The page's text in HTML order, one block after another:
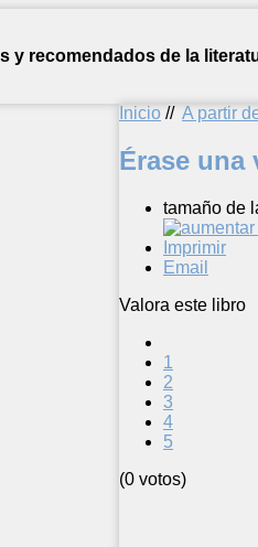
y recomendados de la
Inicio // A partir
Érase una
tamaño de
Imprimir
Email
Valora este libro
1
2
3
4
5
(0 votos)